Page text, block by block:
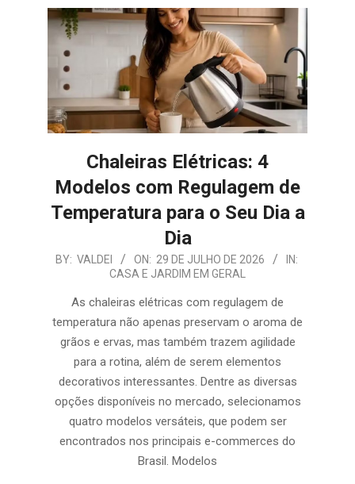
ORGANIZAÇÃO
Chaleiras Elétricas: 4
Modelos com Regulagem de
Temperatura para o Seu Dia a
Dia
2026-
BY: VALDEI ON: 29 DE JULHO DE 2026
IN:
CASA E JARDIM EM GERAL
As chaleiras elétricas com regulagem de
temperatura não apenas preservam o aroma de
grãos e ervas, mas também trazem agilidade
para a rotina, além de serem elementos
decorativos interessantes. Dentre as diversas
opções disponíveis no mercado, selecionamos
quatro modelos versáteis, que podem ser
encontrados nos principais e-commerces do
Brasil. Modelos